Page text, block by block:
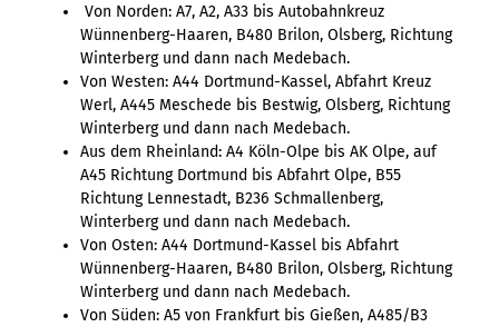
Von Norden: A7, A2, A33 bis Autobahnkreuz
Wünnenberg-Haaren, B480 Brilon, Olsberg, Richtung
Winterberg und dann nach Medebach.
Von Westen: A44 Dortmund-Kassel, Abfahrt Kreuz
Werl, A445 Meschede bis Bestwig, Olsberg, Richtung
Winterberg und dann nach Medebach.
Aus dem Rheinland: A4 Köln-Olpe bis AK Olpe, auf
A45 Richtung Dortmund bis Abfahrt Olpe, B55
Richtung Lennestadt, B236 Schmallenberg,
Winterberg und dann nach Medebach.
Von Osten: A44 Dortmund-Kassel bis Abfahrt
Wünnenberg-Haaren, B480 Brilon, Olsberg, Richtung
Winterberg und dann nach Medebach.
Von Süden: A5 von Frankfurt bis Gießen, A485/B3